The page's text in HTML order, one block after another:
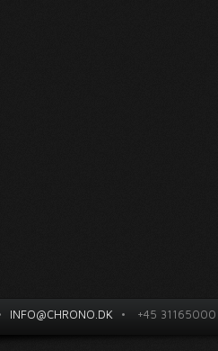
INFO@CHRONO.DK • +45 31165000